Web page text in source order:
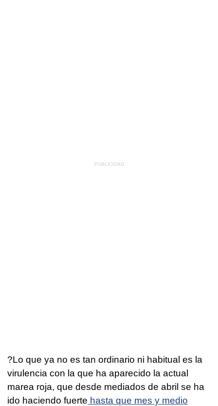
?Lo que ya no es tan ordinario ni habitual es la
virulencia con la que ha aparecido la actual
marea roja, que desde mediados de abril se ha
ido haciendo fuerte hasta que mes y medio